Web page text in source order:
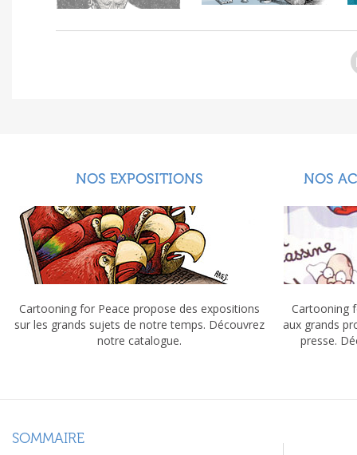
NOS EXPOSITIONS
Cartooning for Peace propose des expositions
sur les grands sujets de notre temps. Découvrez
notre catalogue.
NOS
Cartooning
aux grands
presse.
SOMMAIRE